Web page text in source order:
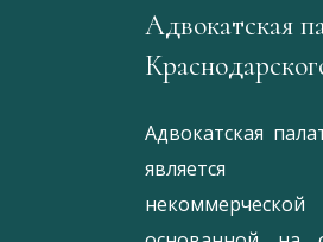
Адвокатская
Адвокатская
является